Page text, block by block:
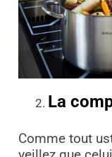
La
Comme tout